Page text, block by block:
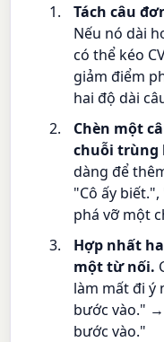
Tách câu
Nếu nó dài
có thể kéo
giảm điểm
hai độ dài
Chèn một
chuỗi trùng
dàng để
"Cô ấy
phá vỡ một
Hợp nhất
một từ nối.
làm mất đi ý
bước vào."
bước vào."